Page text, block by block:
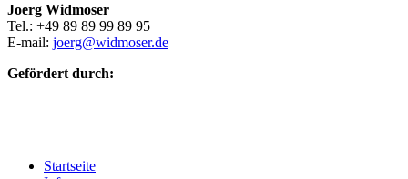
Joerg Widmoser
Tel.: +49 89 89 99 89 95
E-mail: joerg@widmoser.de
Gefördert durch:
Startseite